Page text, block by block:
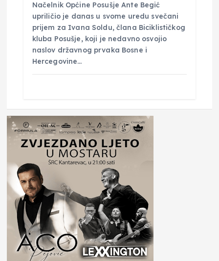
Načelnik Općine Posušje Ante Begić
upriličio je danas u svome uredu svečani
prijem za Ivana Soldu, člana Biciklističkog
kluba Posušje, koji je nedavno osvojio
naslov državnog prvaka Bosne i
Hercegovine…